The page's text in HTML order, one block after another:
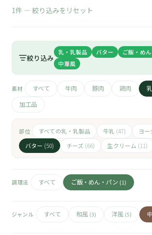
🐄
🍗
🥚
🥓
1件 — 絞り込みをリセット
絞り込み
乳・乳製品 バター
ご飯・め
中華風
素材 すべて 牛肉 豚肉 鶏肉
加工品
部位 すべての乳・乳製品 牛乳 (47) ヨー
バター (50) チーズ (66) 生クリーム (11)
調理法 すべて ご飯・めん・パン (1)
ジャンル すべて 和風 (3) 洋風 (5)